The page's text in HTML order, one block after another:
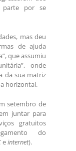
parte por se
mas deu
de ajuda
que assumiu
onde
da sua matriz
horizontal.
setembro de
juntar para
gratuitos
do
einternet).